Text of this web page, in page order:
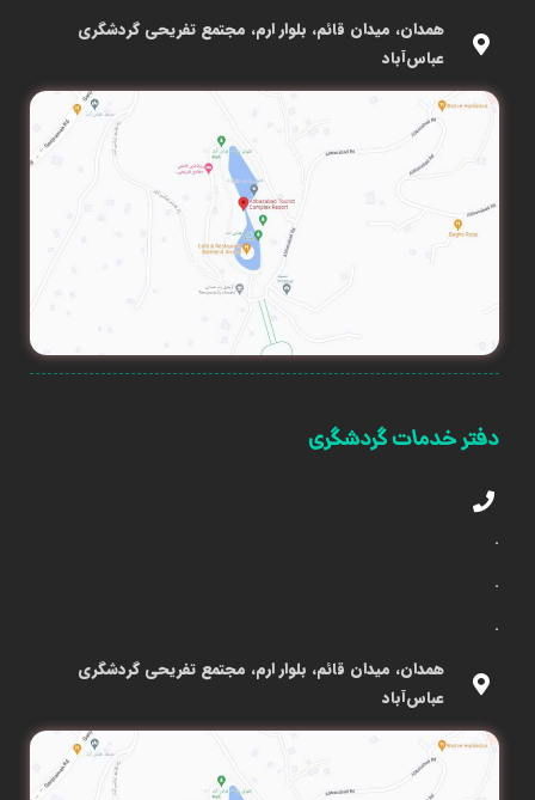
همدان، میدان قائم، بلوار ارم، مجتمع تفریحی گردشگری
عباس‌آباد
دفتر خدمات گردشگری
.
.
.
همدان، میدان قائم، بلوار ارم، مجتمع تفریحی گردشگری
عباس‌آباد